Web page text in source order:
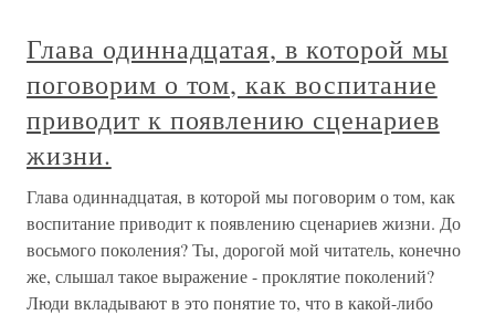
Глава одиннадцатая, в которой мы
поговорим о том, как воспитание
приводит к появлению сценариев
жизни.
Глава одиннадцатая, в которой мы поговорим о том, как
воспитание приводит к появлению сценариев жизни. До
восьмого поколения? Ты, дорогой мой читатель, конечно
же, слышал такое выражение - проклятие поколений?
Люди вкладывают в это понятие то, что в какой-либо